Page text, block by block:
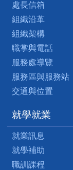
處長信箱
組織沿革
組織架構
職掌與電話
服務處導覽
服務區與服務站
交通與位置
就學就業
就業訊息
就學補助
職訓課程